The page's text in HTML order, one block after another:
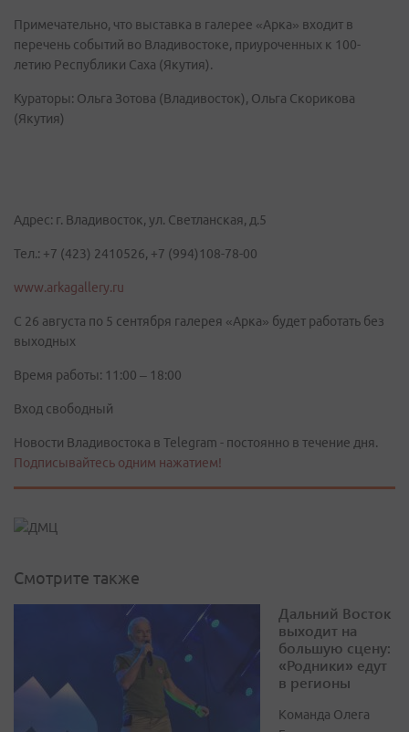
Примечательно, что выставка в галерее «Арка» входит в
перечень событий во Владивостоке, приуроченных к 100-
летию Республики Саха (Якутия).
Кураторы: Ольга Зотова (Владивосток), Ольга Скорикова
(Якутия)
Адрес: г. Владивосток, ул. Светланская, д.5
Тел.: +7 (423) 2410526, +7 (994)108-78-00
www.arkagallery.ru
С 26 августа по 5 сентября галерея «Арка» будет работать без
выходных
Время работы: 11:00 – 18:00
Вход свободный
Новости Владивостока в Telegram - постоянно в течение дня.
Подписывайтесь одним нажатием!
Смотрите также
Дальний Восток
выходит на
большую сцену:
«Родники» едут
в регионы
Команда Олега